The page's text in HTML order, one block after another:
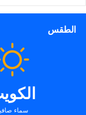
الطقس
سماء